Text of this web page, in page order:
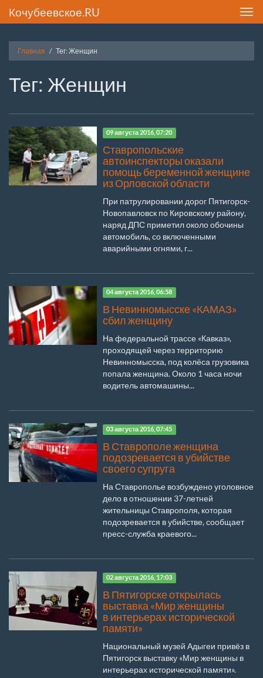
Кочубеевское.RU
Главная Тег: Женщин
Тег: Женщин
09 августа 2016, 07:20
Ставропольские
автоинспекторы оказали
помощь беременной женщине
из Орловской области
При патрулировании дорог Пятигорск-
Новопавловск по Кировскому району,
наряд ДПС приметил около обочины
автомобиль, со включенными
аварийными огнями, г...
04 августа 2016, 06:58
В Невинномысске «КАМАЗ»
сбил женщину
На федеральной трассе «Кавказ»,
проходящей через территорию
Невинномысска, под колёса грузовика
попала женщина. Около 1 часа ночи
водитель автомашины...
03 августа 2016, 07:45
В Ставрополе женщина
подозревается в убийстве
своего супруга
На Ставрополье возбуждено уголовное
дело в отношении 37-летней
жительницы Ставрополя, которая
подозревается в убийстве, сообщает
пресс-служба краевого...
02 августа 2016, 17:03
В Пятигорске открылась
выставка «Мир женщины
в интерьерах исторической
памяти»
Национальный музей Адыгеи привёз в
Пятигорск выставку «Мир женщины в
интерьерах исторической памяти».